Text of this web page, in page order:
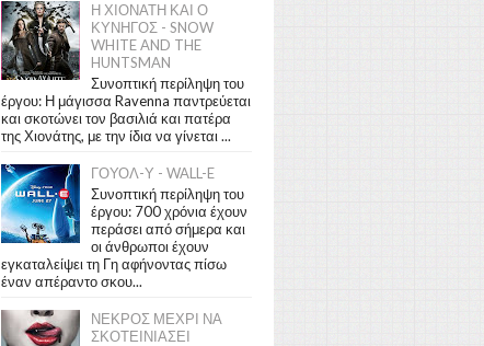
Η ΧΙΟΝΑΤΗ ΚΑΙ Ο
ΚΥΝΗΓΟΣ - SNOW
WHITE AND THE
HUNTSMAN
Συνοπτική περίληψη του
έργου: Η μάγισσα Ravenna παντρεύεται
και σκοτώνει τον βασιλιά και πατέρα
της Χιονάτης, με την ίδια να γίνεται ...
ΓΟΥΟΛ-Υ - WALL-E
Συνοπτική περίληψη του
έργου: 700 χρόνια έχουν
περάσει από σήμερα και
οι άνθρωποι έχουν
εγκαταλείψει τη Γη αφήνοντας πίσω
έναν απέραντο σκου...
ΝΕΚΡΟΣ ΜΕΧΡΙ ΝΑ
ΣΚΟΤΕΙΝΙΑΣΕΙ